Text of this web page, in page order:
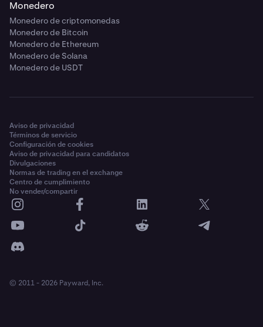
Monedero
Monedero de criptomonedas
Monedero de Bitcoin
Monedero de Ethereum
Monedero de Solana
Monedero de USDT
Aviso de privacidad
Términos de servicio
Configuración de cookies
Aviso de privacidad para candidatos
Divulgaciones
Normas de trading en el exchange
Centro de cumplimiento
No vender/compartir
© 2011 - 2026 Payward, Inc.